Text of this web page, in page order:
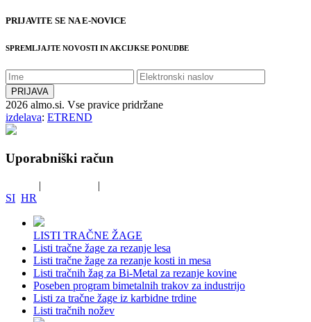
PRIJAVITE SE NA E-NOVICE
SPREMLJAJTE NOVOSTI IN AKCIJKSE PONUDBE
2026 almo.si. Vse pravice pridržane
izdelava: ETREND
Uporabniški račun
| |
SI HR
LISTI TRAČNE ŽAGE
Listi tračne žage za rezanje lesa
Listi tračne žage za rezanje kosti in mesa
Listi tračnih žag za Bi-Metal za rezanje kovine
Poseben program bimetalnih trakov za industrijo
Listi za tračne žage iz karbidne trdine
Listi tračnih nožev